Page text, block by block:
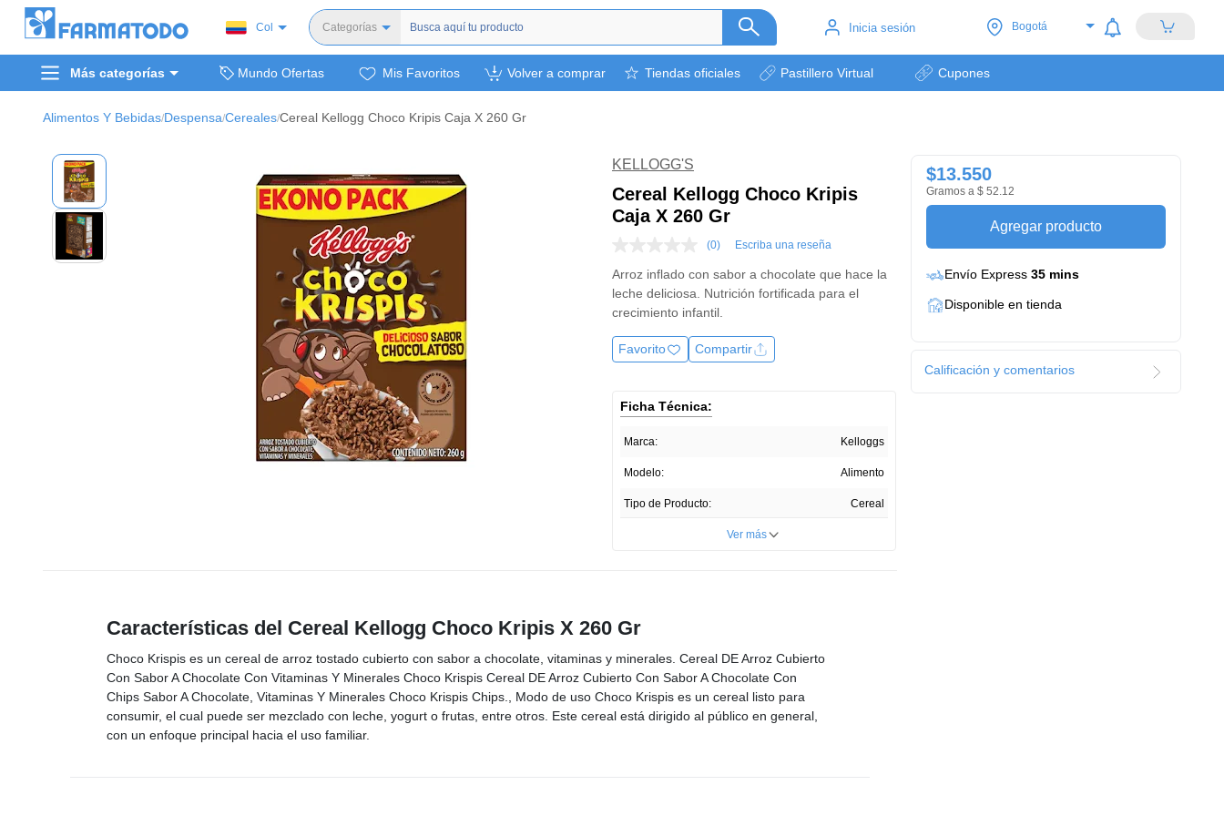
Col
Categorías
Dermocosmética
Cuidado personal
Alimentos y bebidas
Hogar, mascotas y otros.
Bienestar y nutrición deportiva
Inicia sesión Bogotá
Más categorías Mundo Ofertas Mis Favoritos Volver a comprar Tiendas oficiales Pastillero Virtual Cupones
Alimentos Y Bebidas/Despensa/Cereales/Cereal Kellogg Choco Kripis Caja X 260 Gr
KELLOGG'S
Cereal Kellogg Choco Kripis
Caja X 260 Gr
puntuación
Enlace
en
la
página.
(0) Escriba una reseña
Arroz inflado con sabor a chocolate que hace la
leche deliciosa. Nutrición fortificada para el
crecimiento infantil.
Favorito Compartir
Ficha Técnica:
Marca: Kelloggs
Modelo: Alimento
Tipo de Producto: Cereal
País de Producción:
Registro Invima: RSA-0034778-2024
Presentación del Producto:
Profundidad ITEM:
Ver más
Características del Cereal Kellogg Choco Kripis X 260 Gr
Choco Krispis es un cereal de arroz tostado cubierto con sabor a chocolate, vitaminas y minerales. Cereal DE Arroz Cubierto
Con Sabor A Chocolate Con Vitaminas Y Minerales Choco Krispis Cereal DE Arroz Cubierto Con Sabor A Chocolate Con
Chips Sabor A Chocolate, Vitaminas Y Minerales Choco Krispis Chips., Modo de uso Choco Krispis es un cereal listo para
consumir, el cual puede ser mezclado con leche, yogurt o frutas, entre otros. Este cereal está dirigido al público en general,
con un enfoque principal hacia el uso familiar.
$13.550
Gramos a $ 52.12
Agregar producto
Envío Express 35 mins
Disponible en tienda
Calificación y comentarios